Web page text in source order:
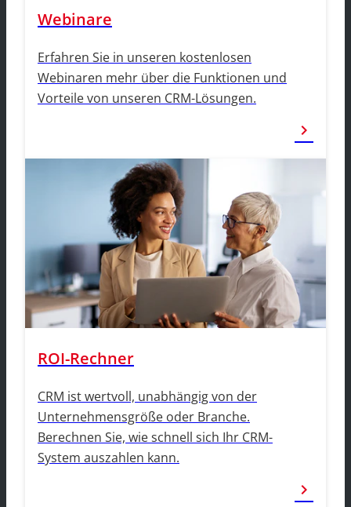
Webinare
Erfahren Sie in unseren kostenlosen
Webinaren mehr über die Funktionen und
Vorteile von unseren CRM-Lösungen.
chevron_right
ROI-Rechner
CRM ist wertvoll, unabhängig von der
Unternehmensgröße oder Branche.
Berechnen Sie, wie schnell sich Ihr CRM-
System auszahlen kann.
chevron_right